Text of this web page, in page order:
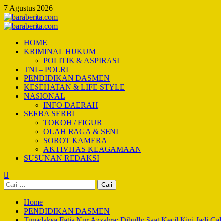
Skip
to
content
7 Agustus 2026
Primary
HOME
KRIMINAL HUKUM
POLITIK & ASPIRASI
TNI – POLRI
PENDIDIKAN DASMEN
KESEHATAN & LIFE STYLE
NASIONAL
INFO DAERAH
SERBA SERBI
TOKOH / FIGUR
OLAH RAGA & SENI
SOROT KAMERA
AKTIVITAS KEAGAMAAN
SUSUNAN REDAKSI
Cari
untuk:
Home
PENDIDIKAN DASMEN